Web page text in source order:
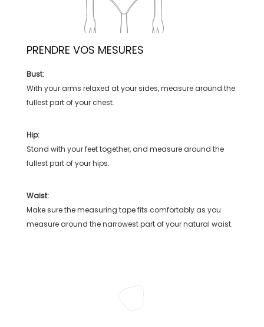
PRENDRE VOS MESURES
Bust:
With your arms relaxed at your sides, measure around the
fullest part of your chest.
Hip:
Stand with your feet together, and measure around the
fullest part of your hips.
Waist:
Make sure the measuring tape fits comfortably as you
measure around the narrowest part of your natural waist.